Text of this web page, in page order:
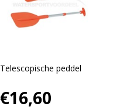
Telescopische peddel
€16,60